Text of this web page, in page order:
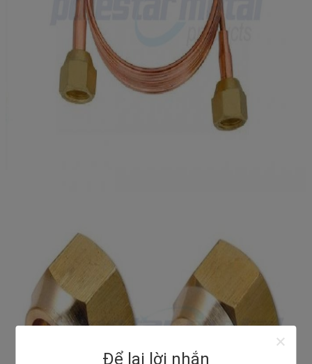
Để lại lời nhắn